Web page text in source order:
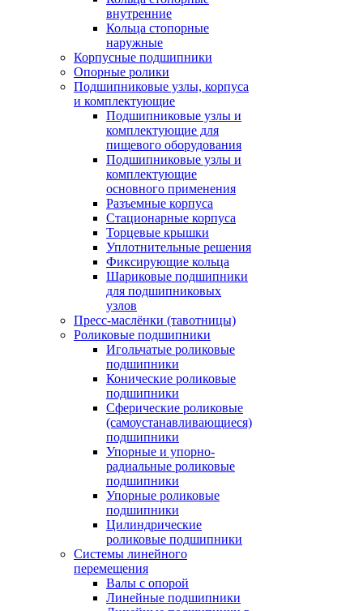
внутренние
Кольца стопорные
наружные
Корпусные подшипники
Опорные ролики
Подшипниковые узлы, корпуса
и комплектующие
Подшипниковые узлы и
комплектующие для
пищевого оборудования
Подшипниковые узлы и
комплектующие
основного применения
Разъемные корпуса
Стационарные корпуса
Торцевые крышки
Уплотнительные решения
Фиксирующие кольца
Шариковые подшипники
для подшипниковых
узлов
Пресс-маслёнки (тавотницы)
Роликовые подшипники
Игольчатые роликовые
подшипники
Конические роликовые
подшипники
Сферические роликовые
(самоустанавливающиеся)
подшипники
Упорные и упорно-
радиальные роликовые
подшипники
Упорные роликовые
подшипники
Цилиндрические
роликовые подшипники
Системы линейного
перемещения
Валы с опорой
Линейные подшипники